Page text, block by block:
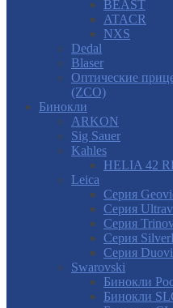
BEAST
ATACR
NXS
Dedal
Blaser
Оптические
(ZCO)
Бинокли
ARKON
Sig Sauer
Kahles
HELIA 42
Leica
Серия
Серия
Серия
Серия
Серия
Swarovski
Бинокли
Бинокли